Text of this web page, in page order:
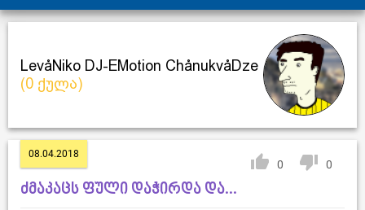
ტოპ მომხმარებლები
LevåNiko DJ-EMotion ChånukvåDze
(0 ქულა)
08.04.2018
0 0
ძმაკაცს ფული დაჭირდა და...